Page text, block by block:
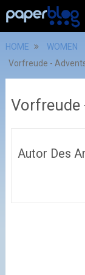
HOME WOMEN
Vorfreude -
Vorfreude
Autor Des